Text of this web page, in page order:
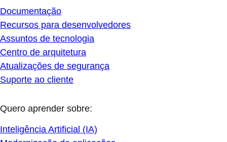
Documentação
Recursos para desenvolvedores
Assuntos de tecnologia
Centro de arquitetura
Atualizações de segurança
Suporte ao cliente
Quero aprender sobre:
Inteligência Artificial (IA)